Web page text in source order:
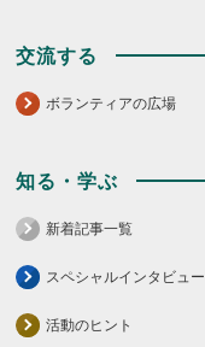
交流する
ボランティアの広場
知る・学ぶ
新着記事一覧
スペシャルインタビュー
活動のヒント